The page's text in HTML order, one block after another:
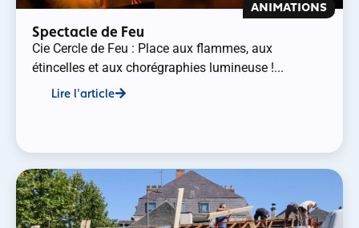
ANIMATIONS
Spectacle de Feu
Cie Cercle de Feu : Place aux flammes, aux
étincelles et aux chorégraphies lumineuse !...
Lire l'article